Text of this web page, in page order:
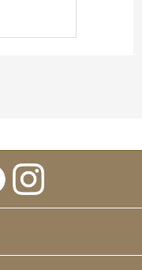
き購入致しました
ばと思い